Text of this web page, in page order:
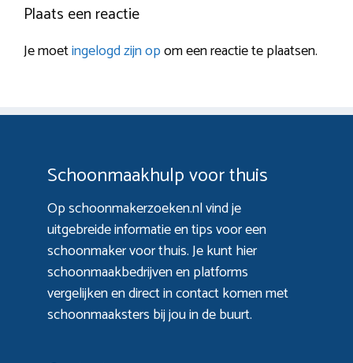
Plaats een reactie
Je moetingelogd zijn opom een reactie te plaatsen.
Schoonmaakhulp voor thuis
Op schoonmakerzoeken.nl vind je
uitgebreide informatie en tips voor een
schoonmaker voor thuis. Je kunt hier
schoonmaakbedrijven en platforms
vergelijken en direct in contact komen met
schoonmaaksters bij jou in de buurt.